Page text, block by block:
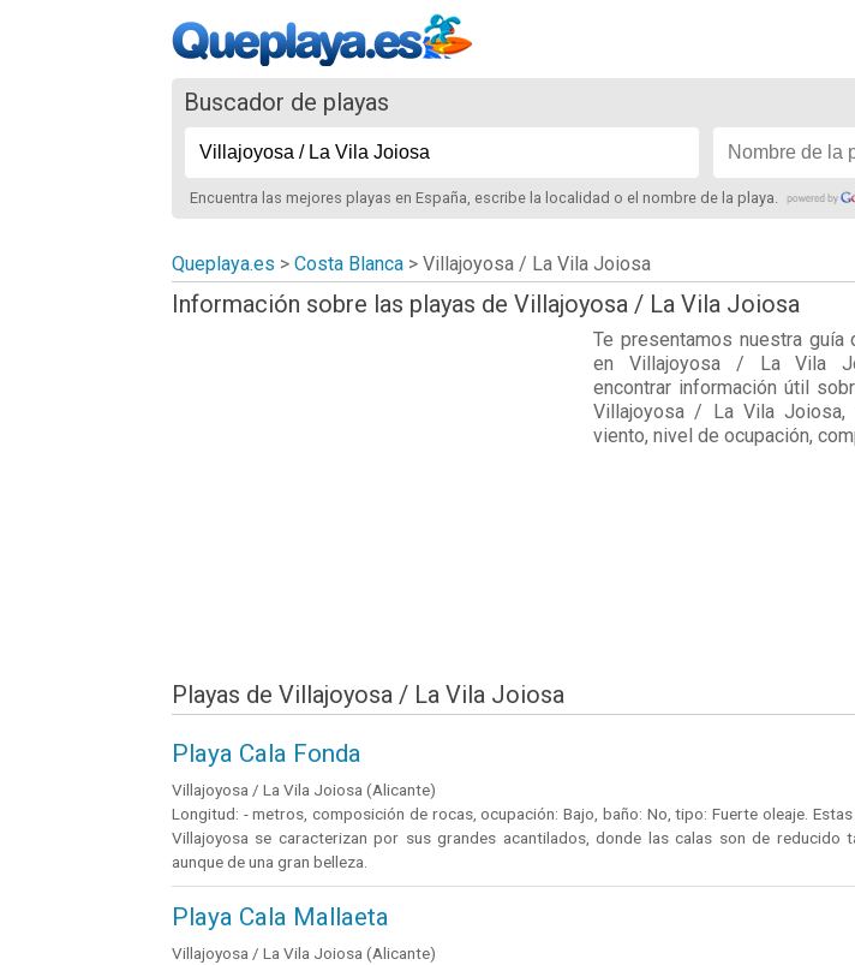
Buscador de playas
Encuentra las mejores playas en España, escribe la localidad o el nombre de la playa.
Queplaya.es > Costa Blanca > Villajoyosa / La Vila Joiosa
Información sobre las playas de Villajoyosa / La Vila Joiosa
Te presentamos nuestra guía
en Villajoyosa / La Vila
encontrar información útil
Villajoyosa / La Vila Joiosa,
viento, nivel de ocupación,
Playas de Villajoyosa / La Vila Joiosa
Playa Cala Fonda
Villajoyosa / La Vila Joiosa (Alicante)
Longitud: - metros, composición de rocas, ocupación: Bajo, baño: No, tipo: Fuerte oleaje.
Villajoyosa se caracterizan por sus grandes acantilados, donde las calas son de reducido
aunque de una gran belleza.
Playa Cala Mallaeta
Villajoyosa / La Vila Joiosa (Alicante)